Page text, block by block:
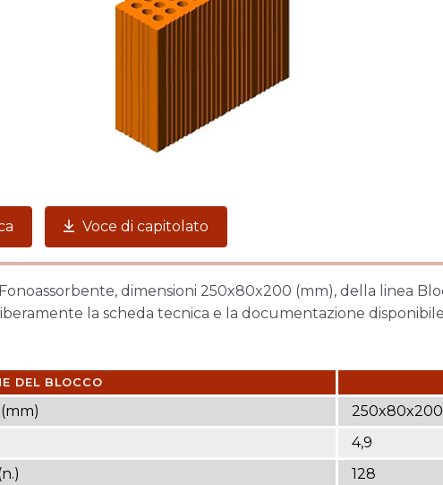
Voce di capitolato
dimensioni 250x80x200 (mm), della linea
la scheda tecnica e la documentazione
DEL BLOCCO
250x80x200
4,9
128